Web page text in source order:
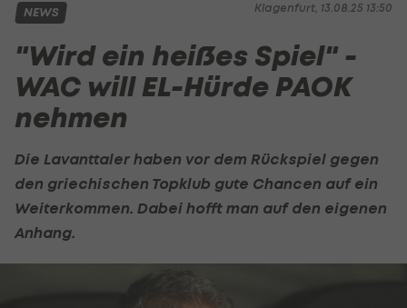
Klagenfurt, 13.08.25 13:50
NEWS
"Wird ein heißes Spiel" -
WAC will EL-Hürde PAOK
nehmen
Die Lavanttaler haben vor dem Rückspiel gegen
den griechischen Topklub gute Chancen auf ein
Weiterkommen. Dabei hofft man auf den eigenen
Anhang.